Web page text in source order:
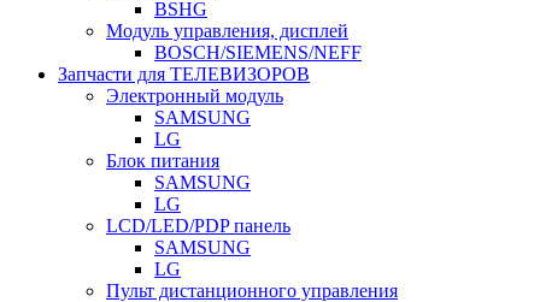
BSHG
Модуль управления, дисплей
BOSCH/SIEMENS/NEFF
Запчасти для ТЕЛЕВИЗОРОВ
Электронный модуль
SAMSUNG
LG
Блок питания
SAMSUNG
LG
LCD/LED/PDP панель
SAMSUNG
LG
Пульт дистанционного управления